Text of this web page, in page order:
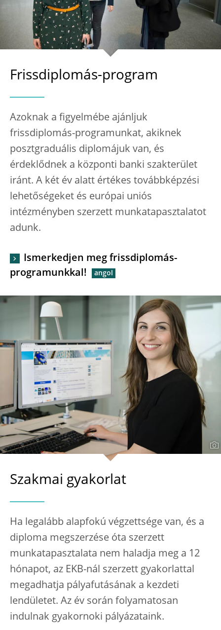
Frissdiplomás-program
Azoknak a figyelmébe ajánljuk
frissdiplomás-programunkat, akiknek
posztgraduális diplomájuk van, és
érdeklődnek a központi banki szakterület
iránt. A két év alatt értékes továbbképzési
lehetőségeket és európai uniós
intézményben szerzett munkatapasztalatot
adunk.
Ismerkedjen meg frissdiplomás-
programunkkal!
Szakmai gyakorlat
Ha legalább alapfokú végzettsége van, és a
diploma megszerzése óta szerzett
munkatapasztalata nem haladja meg a 12
hónapot, az EKB-nál szerzett gyakorlattal
megadhatja pályafutásának a kezdeti
lendületet. Az év során folyamatosan
indulnak gyakornoki pályázataink.